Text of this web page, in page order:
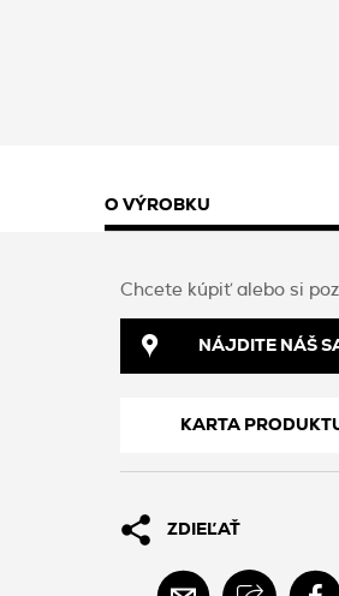
O VÝROBKU
Chcete kúpiť alebo si
NÁJDITE NÁŠ
KARTA
ZDIEĽAŤ